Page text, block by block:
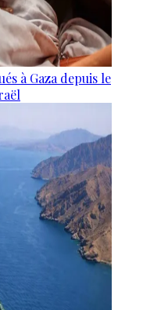
à Gaza depuis le